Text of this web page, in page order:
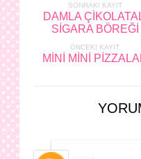
SONRAKI KAYIT
DAMLA
SİGARA BÖREĞİ
ÖNCEKI KAYIT
MİNİ MİNİ